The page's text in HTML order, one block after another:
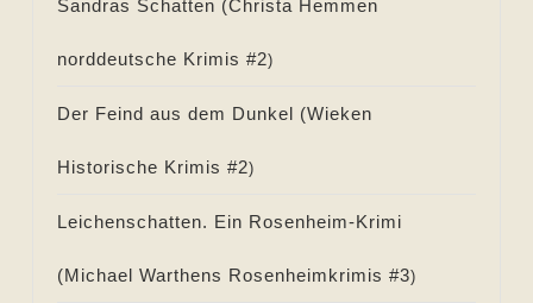
Sandras Schatten (Christa Hemmen
norddeutsche Krimis #2)
Der Feind aus dem Dunkel (Wieken
Historische Krimis #2)
Leichenschatten. Ein Rosenheim-Krimi
(Michael Warthens Rosenheimkrimis #3)